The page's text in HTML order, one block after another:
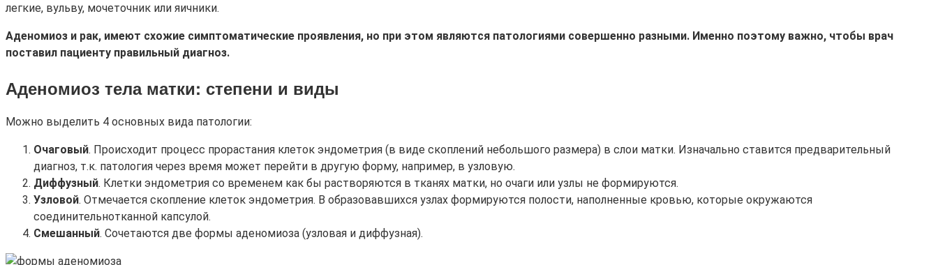
легкие, вульву, мочеточник или яичники.
Аденомиоз и рак, имеют схожие симптоматические проявления, но при этом являются патологиями совершенно разными. Именно поэтому важно, чтобы врач
поставил пациенту правильный диагноз.
Аденомиоз тела матки: степени и виды
Можно выделить 4 основных вида патологии:
Очаговый. Происходит процесс прорастания клеток эндометрия (в виде скоплений небольшого размера) в слои матки. Изначально ставится предварительный
диагноз, т.к. патология через время может перейти в другую форму, например, в узловую.
Диффузный. Клетки эндометрия со временем как бы растворяются в тканях матки, но очаги или узлы не формируются.
Узловой. Отмечается скопление клеток эндометрия. В образовавшихся узлах формируются полости, наполненные кровью, которые окружаются
соединительнотканной капсулой.
Смешанный. Сочетаются две формы аденомиоза (узловая и диффузная).